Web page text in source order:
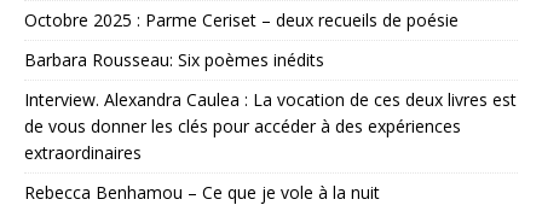
Octobre 2025 : Parme Ceriset – deux recueils de poésie
Barbara Rousseau: Six poèmes inédits
Interview. Alexandra Caulea : La vocation de ces deux livres est
de vous donner les clés pour accéder à des expériences
extraordinaires
Rebecca Benhamou – Ce que je vole à la nuit